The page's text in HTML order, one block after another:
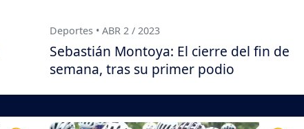
Deportes • ABR 2 / 2023
Sebastián Montoya: El cierre del fin de
semana, tras su primer podio